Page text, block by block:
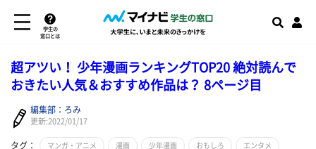
学生の
窓口とは
超アツい！ 少年漫画ランキングTOP20 絶対読んで
おきたい人気＆おすすめ作品は？ 8ページ目
編集部：ろみ
更新:2022/01/17
タグ： マンガ・アニメ 漫画 少年漫画 おもしろ エンタメ